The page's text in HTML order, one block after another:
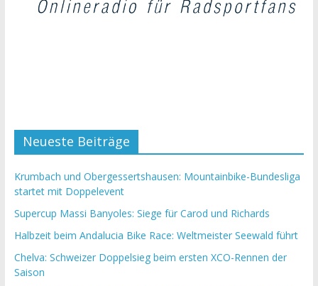
Neueste Beiträge
Krumbach und Obergessertshausen: Mountainbike-Bundesliga
startet mit Doppelevent
Supercup Massi Banyoles: Siege für Carod und Richards
Halbzeit beim Andalucia Bike Race: Weltmeister Seewald führt
Chelva: Schweizer Doppelsieg beim ersten XCO-Rennen der
Saison